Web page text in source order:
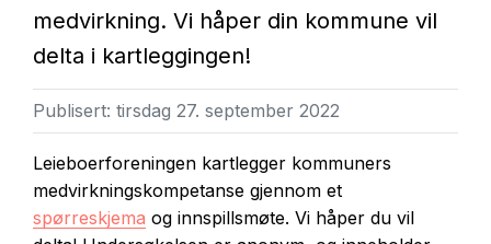
medvirkning. Vi håper din kommune vil
delta i kartleggingen!
Publisert: tirsdag 27. september 2022
Leieboerforeningen kartlegger kommuners
medvirkningskompetanse gjennom et
spørreskjema og innspillsmøte. Vi håper du vil